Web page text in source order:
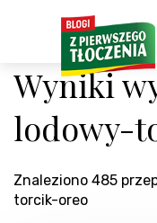
Wyniki
lodowy-
Znaleziono 485
torcik-oreo